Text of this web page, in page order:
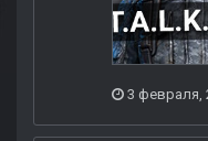
3 февраля,